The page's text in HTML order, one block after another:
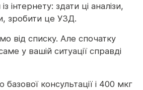
інтернету: здати ці аналізи,
зробити це УЗД.
від списку. Але спочатку
у вашій ситуації справді
консультації і 400 мкг